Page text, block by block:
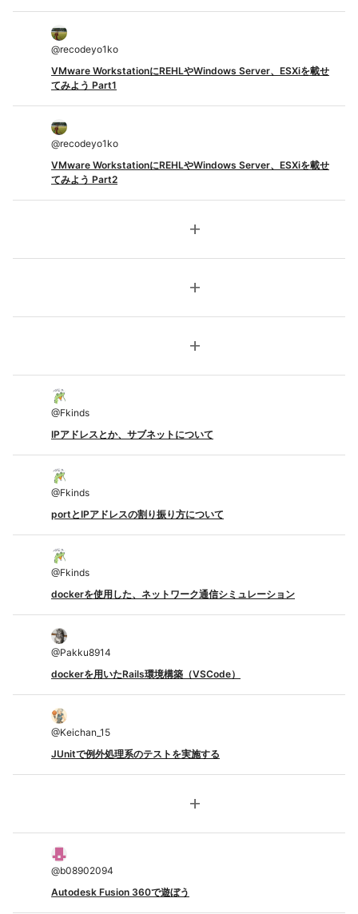
@recodeyo1ko
VMware WorkstationにREHLやWindows Server、ESXiを載せ
てみよう Part1
@recodeyo1ko
VMware WorkstationにREHLやWindows Server、ESXiを載せ
てみよう Part2
add
add
add
@Fkinds
IPアドレスとか、サブネットについて
@Fkinds
portとIPアドレスの割り振り方について
@Fkinds
dockerを使用した、ネットワーク通信シミュレーション
@Pakku8914
dockerを用いたRails環境構築（VSCode）
@Keichan_15
JUnitで例外処理系のテストを実施する
add
@b08902094
Autodesk Fusion 360で遊ぼう